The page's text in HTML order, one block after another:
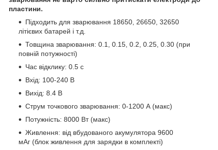
пластини.
Підходить для зварювання 18650, 26650, 32650
літієвих батарей і т.д.
Товщина зварювання: 0.1, 0.15, 0.2, 0.25, 0.30 (при
повній потужності)
Час відклику: 0.5 с
Вхід: 100-240 В
Вихід: 8.4 В
Струм точкового зварювання: 0-1200 А (макс)
Потужність: 8000 Вт (макс)
Живлення: від вбудованого акумулятора 9600
мАг (блок живлення для зарядки в комплекті)